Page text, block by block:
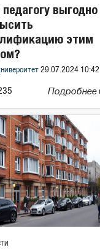
педагогу выгодно
этим
29.07.2024 10:42
Подробнее